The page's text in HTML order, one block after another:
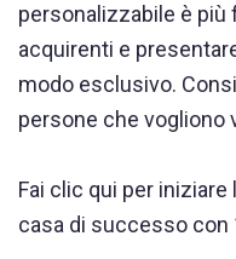
personalizzabile è più
acquirenti e
modo esclusivo.
persone che vogliono
Fai clic qui per
casa di successo con